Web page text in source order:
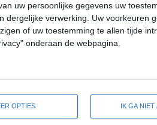
uw persoonlijke gegevens uw
dergelijke verwerking. Uw voorkeuren
of uw toestemming te allen tijde
onderaan de webpagina.
OPTIES IK GA
ZW 2 ZZW 1 W 0
20:00 23:00
weersverwachting voor Fox